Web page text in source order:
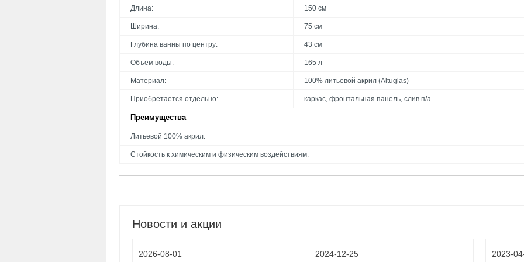
Длина: 150 см
Ширина: 75 см
Глубина ванны по центру: 43 см
Объем воды: 165 л
Материал: 100% литьевой акрил (Altuglas)
Приобретается отдельно: каркас, фронтальная панель, слив п/а
Преимущества
Литьевой 100% акрил.
Стойкость к химическим и физическим воздействиям.
Новости и акции
2026-08-01 2024-12-25 2023-